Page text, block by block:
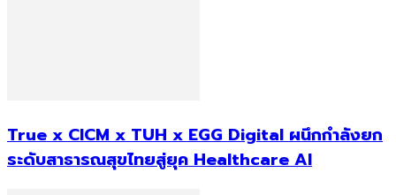
True x CICM x TUH x EGG Digital ผนึกกำลังยก
ระดับสาธารณสุขไทยสู่ยุค Healthcare AI